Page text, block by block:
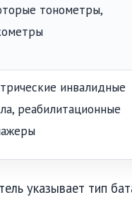
тонометры,
инвалидные
реабилитационные
указывает тип